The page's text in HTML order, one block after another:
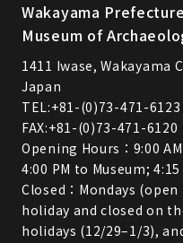
Wakayama
Museum of
1411 Iwase, Wakayama
Japan
TEL:+81-(0)73-471-6123
FAX:+81-(0)73-471-6120
Opening Hours：9:00
4:00 PM to Museum;
Closed：Mondays
holiday and closed on
holidays (12/29–1/3),